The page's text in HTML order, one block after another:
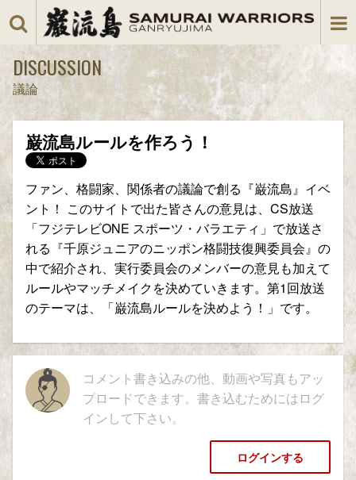
DISCUSSION
議論
巌流島ルールを作ろう！
ファン、格闘家、関係者の議論で創る『巌流島』イベ
ント！ このサイトで出た皆さんの意見は、CS放送
「フジテレビONE スポーツ・バラエティ」で放送さ
れる『千原ジュニアのニッポン格闘技復興委員会』の
中で紹介され、実行委員会のメンバーの意見も加えて
ルールやマッチメイクを決めていきます。第1回放送
のテーマは、「巌流島ルールを決めよう！」です。
コメント書き込みの他、動画や写真もアッ
プロードできます。書き込むためにはログ
インして下さい。
ログインする